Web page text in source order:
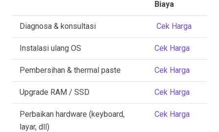
Biaya
Diagnosa & konsultasi Cek Harga
Instalasi ulang OS Cek Harga
Pembersihan & thermal paste Cek Harga
Upgrade RAM / SSD Cek Harga
Perbaikan hardware (keyboard,
layar, dll)
Cek Harga